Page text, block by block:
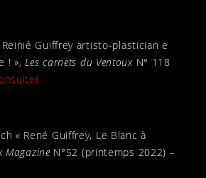
Guiffrey artisto-plastician e
! », Les carnets du VentouxN° 118
« René Guiffrey, Le Blanc à
Magazine N°52 (printemps 2022) –